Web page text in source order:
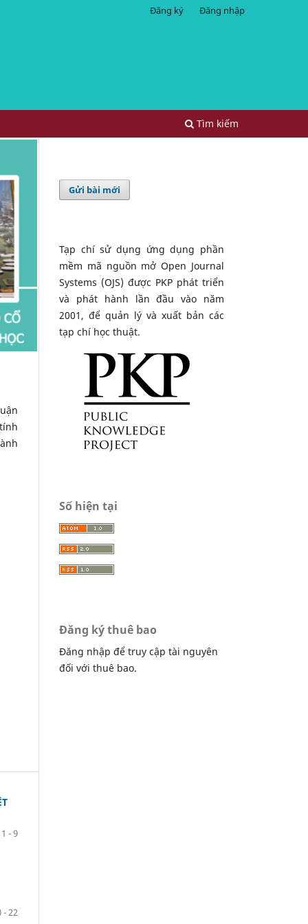
Tìm kiếm
Đăng ký Đăng nhập
1 - 9
- 22
Gửi bài mới
Tạp chí sử dụng ứng dụng phần
mềm mã nguồn mở Open Journal
Systems (OJS) được PKP phát triển
và phát hành lần đầu vào năm
2001, để quản lý và xuất bản các
tạp chí học thuật.
Số hiện tại
Đăng ký thuê bao
Đăng nhập để truy cập tài nguyên
đối với thuê bao.